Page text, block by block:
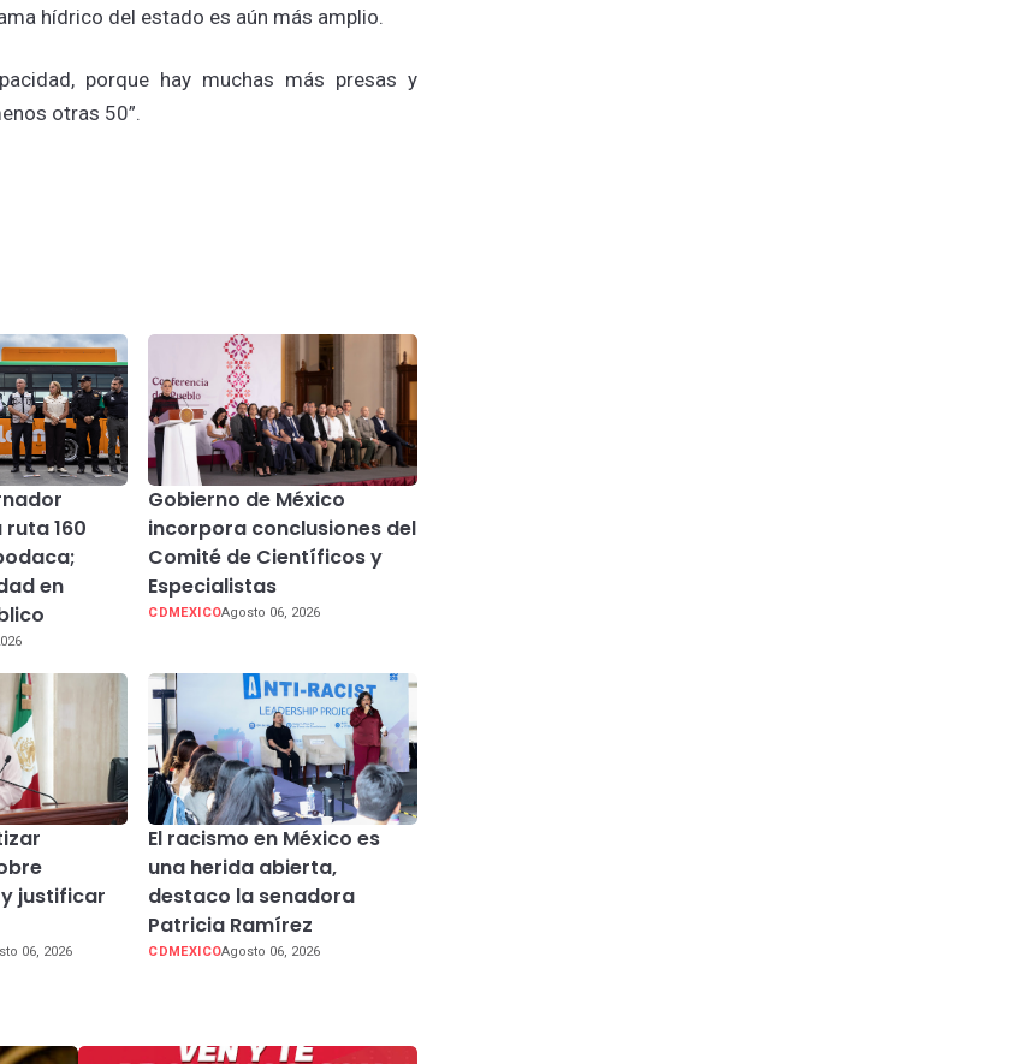
hídrico del estado es aún más amplio.
porque hay muchas más presas y
otras 50”.
160
en
Gobierno de México
incorpora conclusiones del
Comité de Científicos y
Especialistas
CDMEXICOAgosto 06, 2026
justificar
06, 2026
El racismo en México es
una herida abierta,
destaco la senadora
Patricia Ramírez
CDMEXICOAgosto 06, 2026